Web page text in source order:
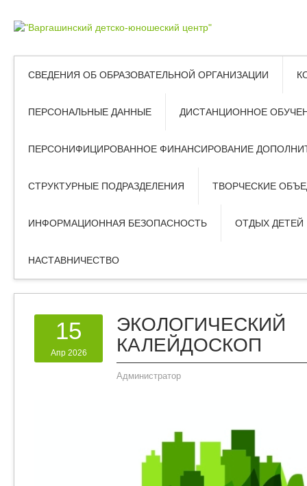
СВЕДЕНИЯ ОБ ОБРАЗОВАТЕЛЬНОЙ ОРГАНИЗАЦИИ
ПЕРСОНАЛЬНЫЕ ДАННЫЕ ДИСТАНЦИОННОЕ
ПЕРСОНИФИЦИРОВАННОЕ ФИНАНСИРОВАНИЕ
СТРУКТУРНЫЕ ПОДРАЗДЕЛЕНИЯ ТВОРЧЕСКИЕ
ИНФОРМАЦИОННАЯ БЕЗОПАСНОСТЬ ОТДЫХ ДЕТЕЙ
НАСТАВНИЧЕСТВО
15
Апр 2026
ЭКОЛОГИЧЕСКИЙ
КАЛЕЙДОСКОП
Администратор